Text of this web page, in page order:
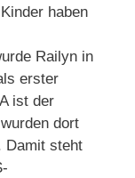
haben
Railyn in
erster
ist der
dort
Damit steht